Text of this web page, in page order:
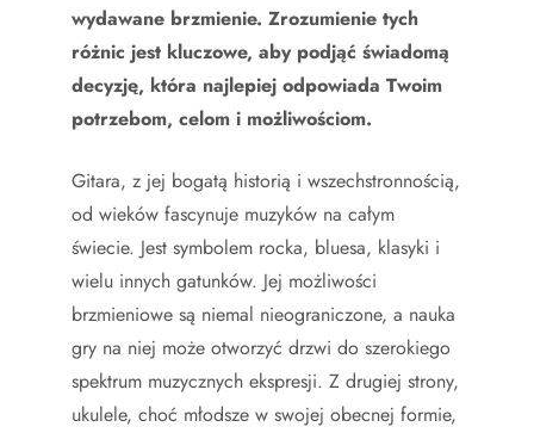
wydawane brzmienie. Zrozumienie tych
różnic jest kluczowe, aby podjąć świadomą
decyzję, która najlepiej odpowiada Twoim
potrzebom, celom i możliwościom.
Gitara, z jej bogatą historią i wszechstronnością,
od wieków fascynuje muzyków na całym
świecie. Jest symbolem rocka, bluesa, klasyki i
wielu innych gatunków. Jej możliwości
brzmieniowe są niemal nieograniczone, a nauka
gry na niej może otworzyć drzwi do szerokiego
spektrum muzycznych ekspresji. Z drugiej strony,
ukulele, choć młodsze w swojej obecnej formie,